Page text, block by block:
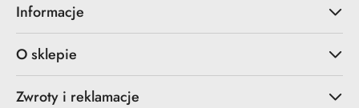
Informacje
O sklepie
Zwroty i reklamacje